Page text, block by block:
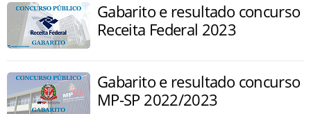
Gabarito e resultado concurso
Receita Federal 2023
Gabarito e resultado concurso
MP-SP 2022/2023